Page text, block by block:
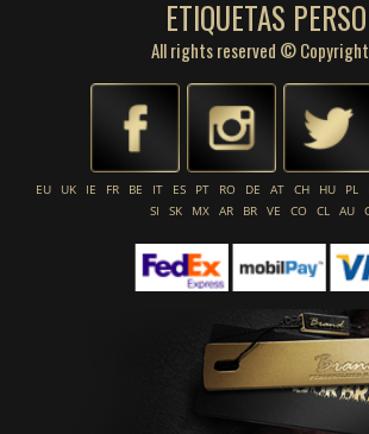
ETIQUETAS
All rights reserved ©
EU UK IE FR BE IT ES PT RO DE AT CH HU PL
SI
SK MX AR BR VE CO CL AU